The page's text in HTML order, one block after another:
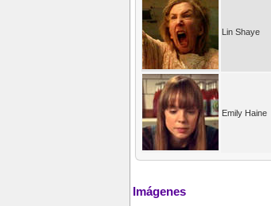
Lin Shaye
Emily Haine
Imágenes